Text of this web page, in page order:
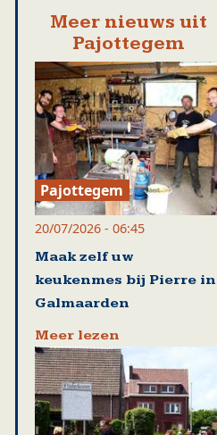
Meer nieuws uit
Pajottegem
Pajottegem
20/07/2026 - 06:45
Maak zelf uw
keukenmes bij Pierre in
Galmaarden
Meer lezen